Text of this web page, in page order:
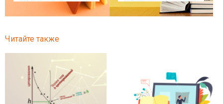
Читайте также